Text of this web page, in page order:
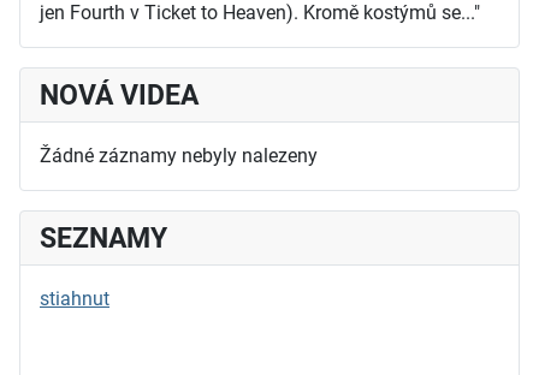
jen Fourth v Ticket to Heaven). Kromě kostýmů se..."
NOVÁ VIDEA
Žádné záznamy nebyly nalezeny
SEZNAMY
stiahnut